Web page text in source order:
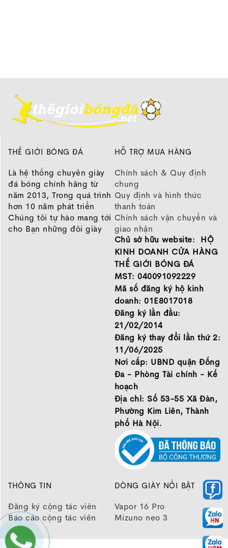
THẾ GIỚI BÓNG ĐÁ
Là hệ thống chuyên giày
đá bóng chính hãng từ
năm 2013, Trong quá trình
hơn 10 năm phát triển
Chúng tôi tự hào mang tới
cho Bạn những đôi giày
HỖ TRỢ MUA HÀNG
Chính sách & Quy định
chung
Quy định và hình thức
thanh toán
Chính sách vận chuyển và
giao nhận
Chính sách bảo hành
Chính sách bảo mật thông
tin
Chủ sở hữu website: HỘ
KINH DOANH CỬA HÀNG
THẾ GIỚI BÓNG ĐÁ
MST: 040091092229
Mã số đăng ký hộ kinh
doanh: 01E8017018
Đăng ký lần đầu:
21/02/2014
Đăng ký thay đổi lần thứ 2:
11/06/2025
Nơi cấp: UBND quận Đống
Đa - Phòng Tài chính - Kế
hoạch
Địa chỉ: Số 53-55 Xã Đàn,
Phường Kim Liên, Thành
phố Hà Nội.
THÔNG TIN
Đăng ký cộng tác viên
Báo cáo cộng tác viên
DÒNG GIÀY NỔI BẬT
Vapor 16 Pro
Mizuno neo 3